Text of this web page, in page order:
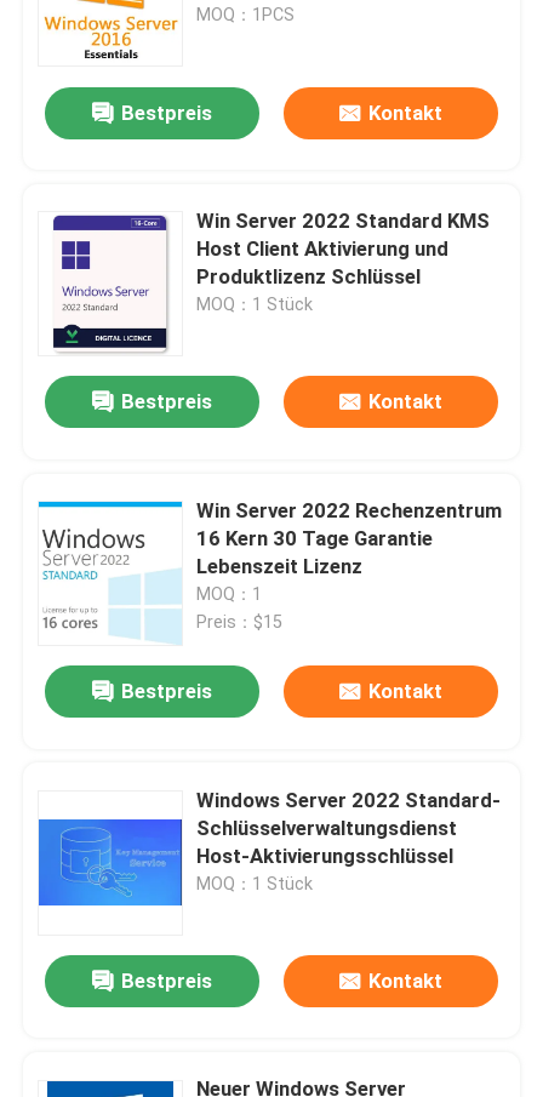
Schlüssel des Lizenz-Server-
MOQ：1PCS
Bestpreis Kontakt
Win Server 2022 Standard KMS
Host Client Aktivierung und
Produktlizenz Schlüssel
MOQ：1 Stück
Bestpreis Kontakt
Win Server 2022 Rechenzentrum
16 Kern 30 Tage Garantie
Lebenszeit Lizenz
MOQ：1
Preis：$15
Bestpreis Kontakt
Windows Server 2022 Standard-
Schlüsselverwaltungsdienst
Host-Aktivierungsschlüssel
MOQ：1 Stück
Bestpreis Kontakt
Neuer Windows Server